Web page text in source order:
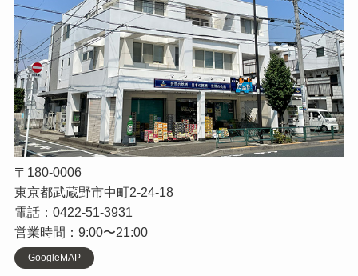
〒180-0006
東京都武蔵野市中町2-24-18
電話：0422-51-3931
営業時間：9:00〜21:00
GoogleMAP